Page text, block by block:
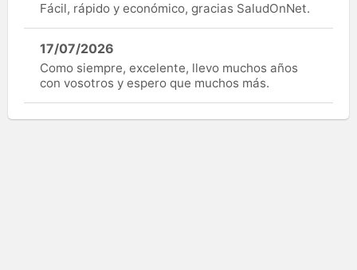
Fácil, rápido y económico, gracias SaludOnNet.
17/07/2026
Como siempre, excelente, llevo muchos años
con vosotros y espero que muchos más.